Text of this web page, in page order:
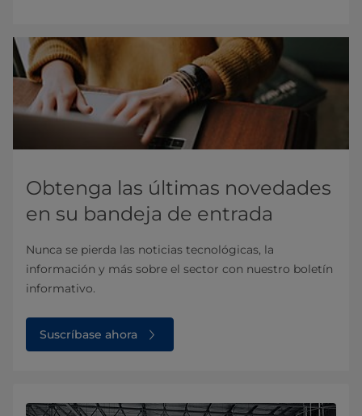
Obtenga las últimas novedades
en su bandeja de entrada
Nunca se pierda las noticias tecnológicas, la
información y más sobre el sector con nuestro boletín
informativo.
Suscríbase ahora